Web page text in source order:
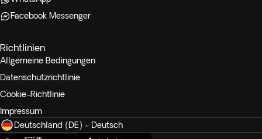
Facebook Messenger
Richtlinien
Allgemeine Bedingungen
Datenschutzrichtlinie
Cookie-Richtlinie
Impressum
Deutschland (DE) - Deutsch